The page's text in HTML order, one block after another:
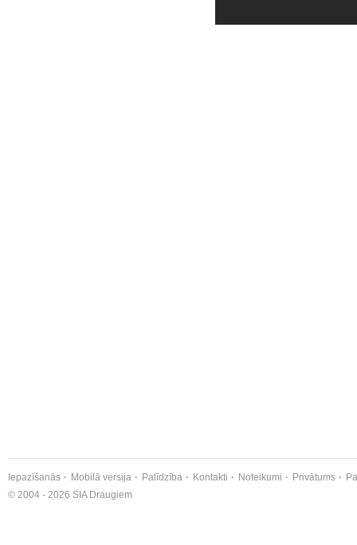
Iepazīšanās Mobilā versija Palīdzība Kontakti Noteikumi Privātums
© 2004 - 2026 SIA Draugiem